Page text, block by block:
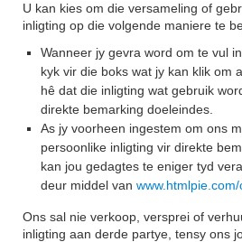
U kan kies om die versameling of
inligting op die volgende maniere te
Wanneer jy gevra word om te vul
kyk vir die boks wat jy kan klik om
hê dat die inligting wat gebruik
direkte bemarking doeleindes.
As jy voorheen ingestem om ons
persoonlike inligting vir direkte
kan jou gedagtes te eniger tyd
deur middel van
Ons sal nie verkoop, versprei of
inligting aan derde partye, tensy ons